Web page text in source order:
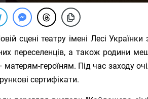
сцені театру імені Лесі Українки
переселенців, а також родини
героїням. Під час заходу
сертифікати.